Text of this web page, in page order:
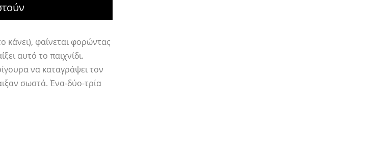
κάνει), φαίνεται φορώντας
αυτό το παιχνίδι.
να καταγράψει τον
σωστά. Ένα-δύο-τρία